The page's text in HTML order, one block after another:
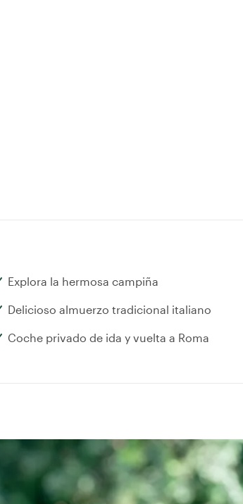
Explora la hermosa campiña
Delicioso almuerzo tradicional italiano
Coche privado de ida y vuelta a Roma